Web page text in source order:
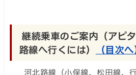
継続乗車のご案内（アピ
路線へ行くには）
（目次へ